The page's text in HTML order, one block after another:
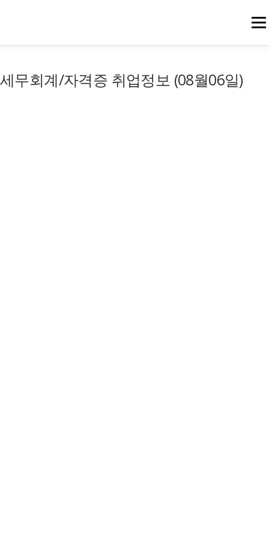
메뉴
세무회계/자격증 취업정보 (08월06일)